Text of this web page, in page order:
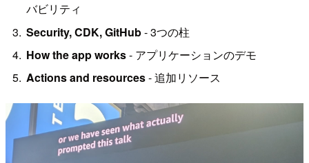
バビリティ
Security, CDK, GitHub- 3つの柱
How the app works- アプリケーションのデモ
Actions and resources- 追加リソース